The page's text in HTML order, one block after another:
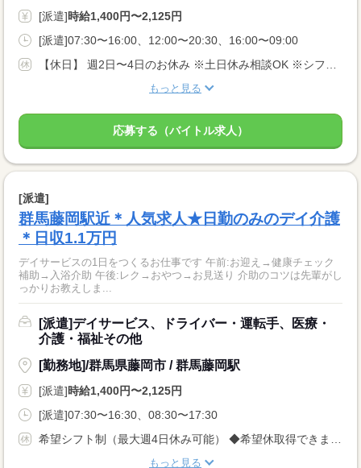
[派遣]時給1,400円〜2,125円
[派遣]07:30〜16:00、12:00〜20:30、16:00〜09:00
もっと見る
応募する（バイトル求人）
[派遣]
群馬藤岡駅近＊人気求人★日勤のみのデイ介護
＊日収1.1万円
デイサービスの1日をつくるお仕事です 午前:お迎え→健康チェック
補助→入浴介助 午後:レク→おやつ→お見送り 介助のコツは先輩がし
っかりお教えしま...
[派遣]デイサービス、ドライバー・運転手、医療・
介護・福祉その他
[勤務地]/群馬県藤岡市 / 群馬藤岡駅
[派遣]時給1,400円〜2,125円
[派遣]07:30〜16:30、08:30〜17:30
もっと見る